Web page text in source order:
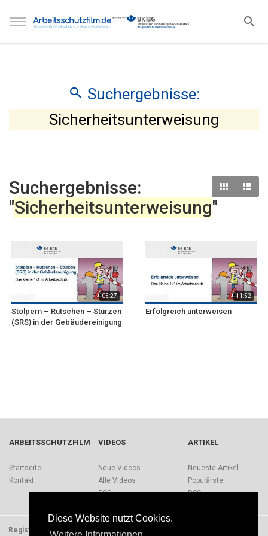
Diese Website nutzt Cookies.
Suchergebnisse:
Sicherheitsunterweisung
Suchergebnisse:
"Sicherheitsunterweisung"
05:27
Stolpern – Rutschen – Stürzen
(SRS) in der Gebäudereinigung
11:52
Erfolgreich unterweisen
ARBEITSSCHUTZFILM
Startseite
Kontakt
VIDEOS
Neue Videos
Alle Videos
RSS
ARTIKEL
Neueste Artikel
Populärste
RSS
Registrieren Impressum Quellen